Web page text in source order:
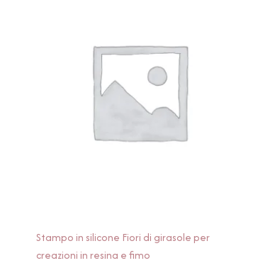
Stampo in silicone Fiori di girasole per
creazioni in resina e fimo